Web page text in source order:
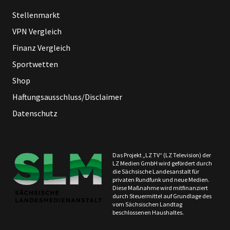
Stellenmarkt
VPN Vergleich
Finanz Vergleich
Sportwetten
Shop
Haftungsausschluss/Disclaimer
Datenschutz
Das Projekt „LZ TV“ (LZ Television) der
LZ Medien GmbH wird gefördert durch
die Sächsische Landesanstalt für
privaten Rundfunk und neue Medien.
Diese Maßnahme wird mitfinanziert
durch Steuermittel auf Grundlage des
vom Sächsischen Landtag
beschlossenen Haushaltes.